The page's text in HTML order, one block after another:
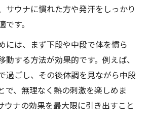
サウナに慣れた方や発汗をしっかり
す。
には、まず下段や中段で体を慣ら
動する方法が効果的です。例えば、
過ごし、その後体調を見ながら中段
で、無理なく熱の刺激を楽しめま
ウナの効果を最大限に引き出すこと